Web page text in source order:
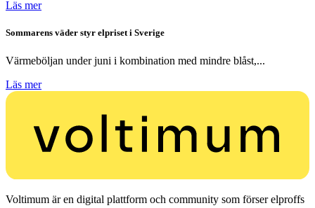
Läs mer
Sommarens väder styr elpriset i Sverige
Värmeböljan under juni i kombination med mindre blåst,...
Läs mer
Voltimum är en digital plattform och community som förser elproffs